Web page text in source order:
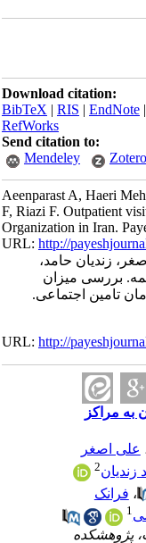
Download citation:
BibTeX|RIS|
RefWorks
Send citation to:
Mendeley
Aeenparast A, Haeri
F, Riazi F. Outpatient
Organization in Iran.
URL:http://
زندیان حامد،
بررسی میزان
تامین اجتماعی.
URL:http://
مراکز
اصغر
2
فرانک